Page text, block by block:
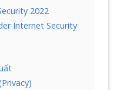
2022
Internet Security